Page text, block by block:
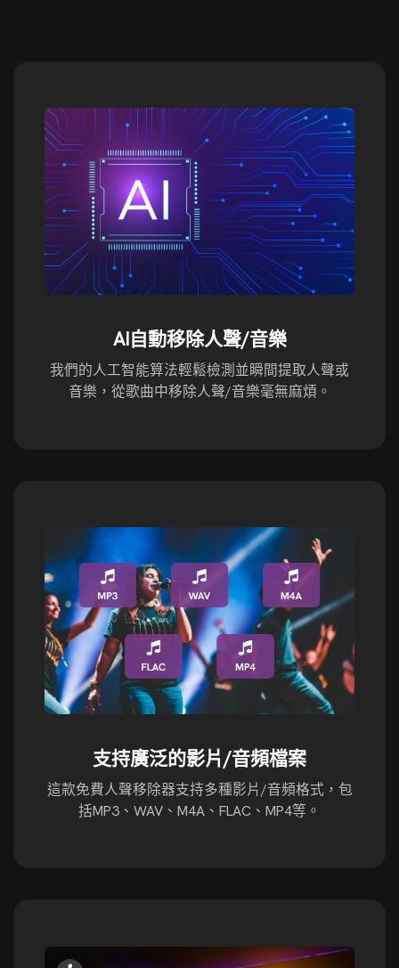
AI自動移除人聲/音樂
我們的人工智能算法輕鬆檢測並瞬間提取人聲或
音樂，從歌曲中移除人聲/音樂毫無麻煩。
支持廣泛的影片/音頻檔案
這款免費人聲移除器支持多種影片/音頻格式，包
括MP3、WAV、M4A、FLAC、MP4等。